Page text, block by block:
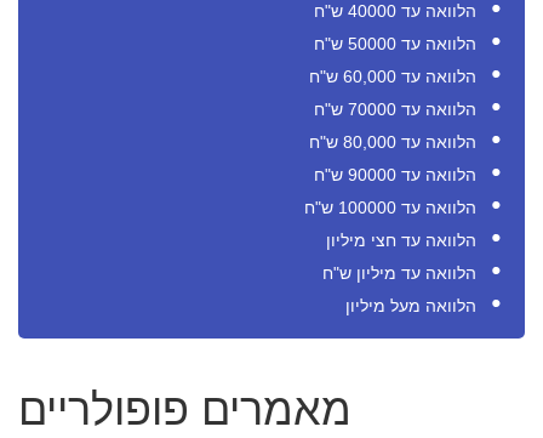
הלוואה עד 40000 ש"ח
הלוואה עד 50000 ש"ח
הלוואה עד 60,000 ש"ח
הלוואה עד 70000 ש"ח
הלוואה עד 80,000 ש"ח
הלוואה עד 90000 ש"ח
הלוואה עד 100000 ש"ח
הלוואה עד חצי מיליון
הלוואה עד מיליון ש"ח
הלוואה מעל מיליון
מאמרים פופולריים